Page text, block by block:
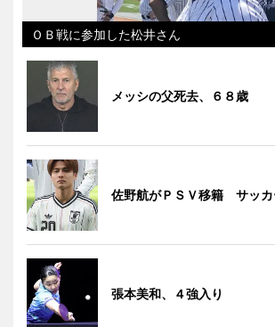
ＯＢ戦に参加した松井さん
メッシの父死去、６８歳
佐野航がＰＳＶ移籍 サッ
張本美和、４強入り